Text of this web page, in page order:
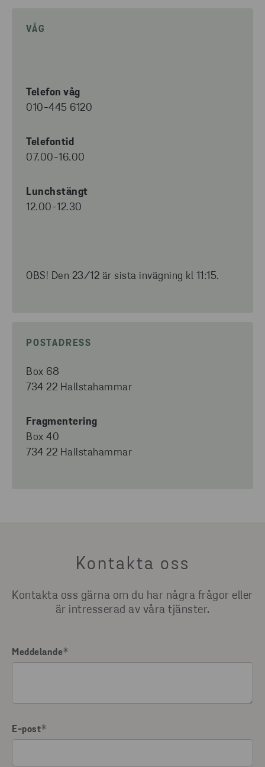
VÅG
Telefon våg
010-445 6120
Telefontid
07.00-16.00
Lunchstängt
12.00-12.30
OBS! Den 23/12 är sista invägning kl 11:15.
POSTADRESS
Box 68
734 22 Hallstahammar
Fragmentering
Box 40
734 22 Hallstahammar
Kontakta oss
Kontakta oss gärna om du har några frågor eller
är intresserad av våra tjänster.
Meddelande*
E-post*